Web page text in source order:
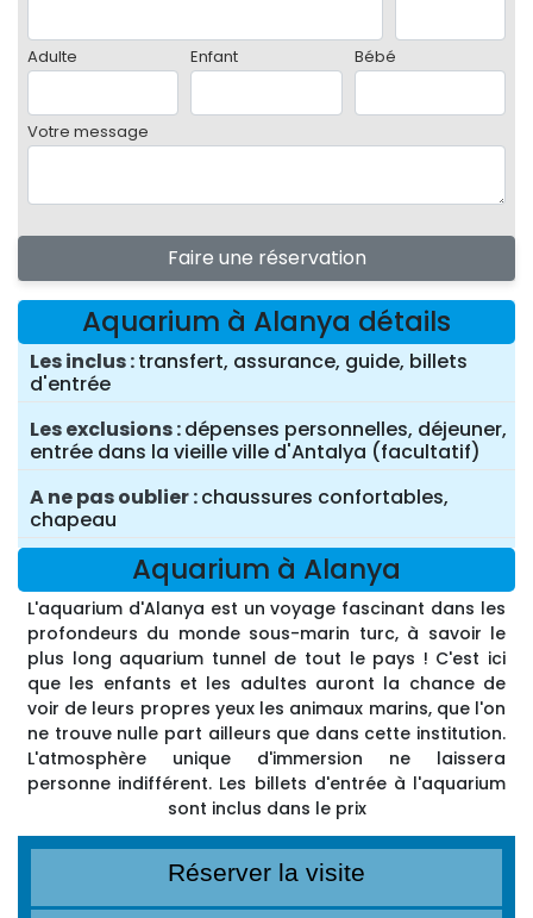
Adulte Enfant Bébé
Votre message
Faire une réservation
Aquarium à Alanya détails
Les inclus transfert, assurance, guide, billets
d'entrée
Les exclusions dépenses personnelles, déjeuner,
entrée dans la vieille ville d'Antalya (facultatif)
A ne pas oublier chaussures confortables,
chapeau
Aquarium à Alanya
L'aquarium d'Alanya est un voyage fascinant dans les
profondeurs du monde sous-marin turc, à savoir le
plus long aquarium tunnel de tout le pays ! C'est ici
que les enfants et les adultes auront la chance de
voir de leurs propres yeux les animaux marins, que l'on
ne trouve nulle part ailleurs que dans cette institution.
L'atmosphère unique d'immersion ne laissera
personne indifférent. Les billets d'entrée à l'aquarium
sont inclus dans le prix
Réserver la visite